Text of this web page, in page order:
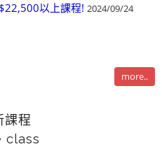
以上課程! 2024/09/24
more..
課程
class